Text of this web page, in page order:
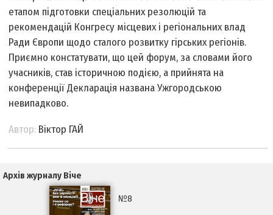
етапом підготовки спеціальних резолюцій та
рекомендацій Конгресу місцевих і регіональних влад
Ради Європи щодо сталого розвитку гірських регіонів.
Приємно констатувати, що цей форум, за словами його
учасників, став історичною подією, а прийнята на
конференції Декларація названа Ужгородською
невипадково.
Автор: Віктор ГАЙ
Архів журналу Віче
№8